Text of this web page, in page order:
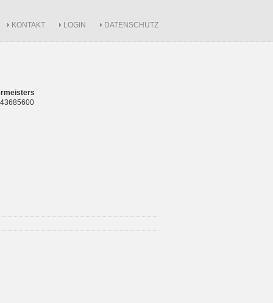
KONTAKT LOGIN DATENSCHUTZ